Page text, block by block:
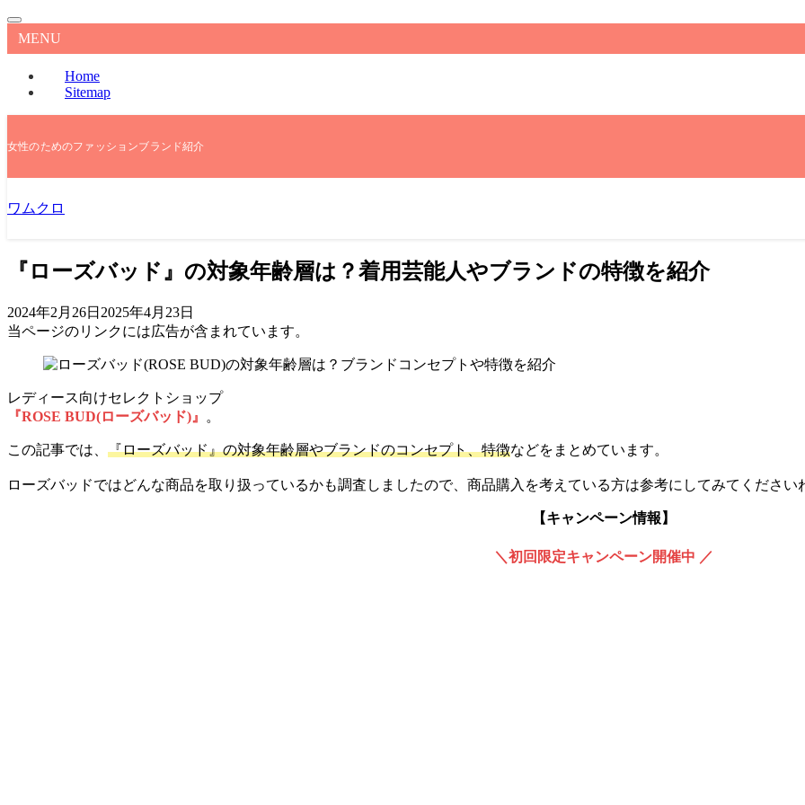
MENU
Home
Sitemap
女性のためのファッションブランド紹介
ワムクロ
『ローズバッド』の対象年齢層は？着用芸能人やブランドの特徴を紹介
2024年2月26日 2025年4月23日
当ページのリンクには広告が含まれています。
レディース向けセレクトショップ
『ROSE BUD(ローズバッド)』
。
この記事では、 『ローズバッド』の対象年齢層やブランドのコンセプト、特徴などをまとめています。
ローズバッドではどんな商品を取り扱っているかも調査しましたので、商品購入を考えている方は参考にしてみてください
【キャンペーン情報】
＼初回限定キャンペーン開催中 ／